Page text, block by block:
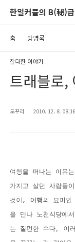
한일커플의 B(秘)
홈 방명록
잡다한 이야기
트래블로,
도꾸리 2010. 12. 8. 08:16
여행을 떠나는 이유
가지고 살던 사람들
것이, 여행의 묘미
을 만나 노천식당에
는 질펀한 수다, 이